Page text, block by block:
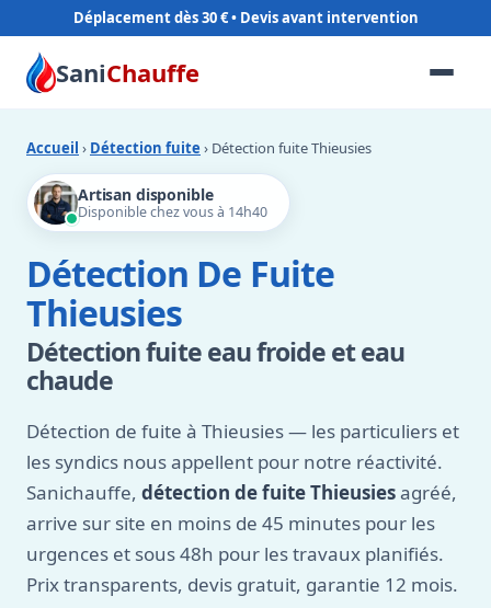
Déplacement dès 30 €
SaniChauffe
Accueil › Détection fuite › Détection fuite Thieusies
Artisan disponible
Disponible chez vous à 14h40
Détection De Fuite
Thieusies
Détection fuite eau froide et eau
chaude
Détection de fuite à Thieusies — les particuliers et
les syndics nous appellent pour notre réactivité.
Sanichauffe, détection de fuite Thieusiesagréé,
arrive sur site en moins de 45 minutes pour les
urgences et sous 48h pour les travaux planifiés.
Prix transparents, devis gratuit, garantie 12 mois.